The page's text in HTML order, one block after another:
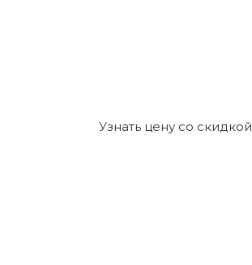
Узнать цену со скидкой